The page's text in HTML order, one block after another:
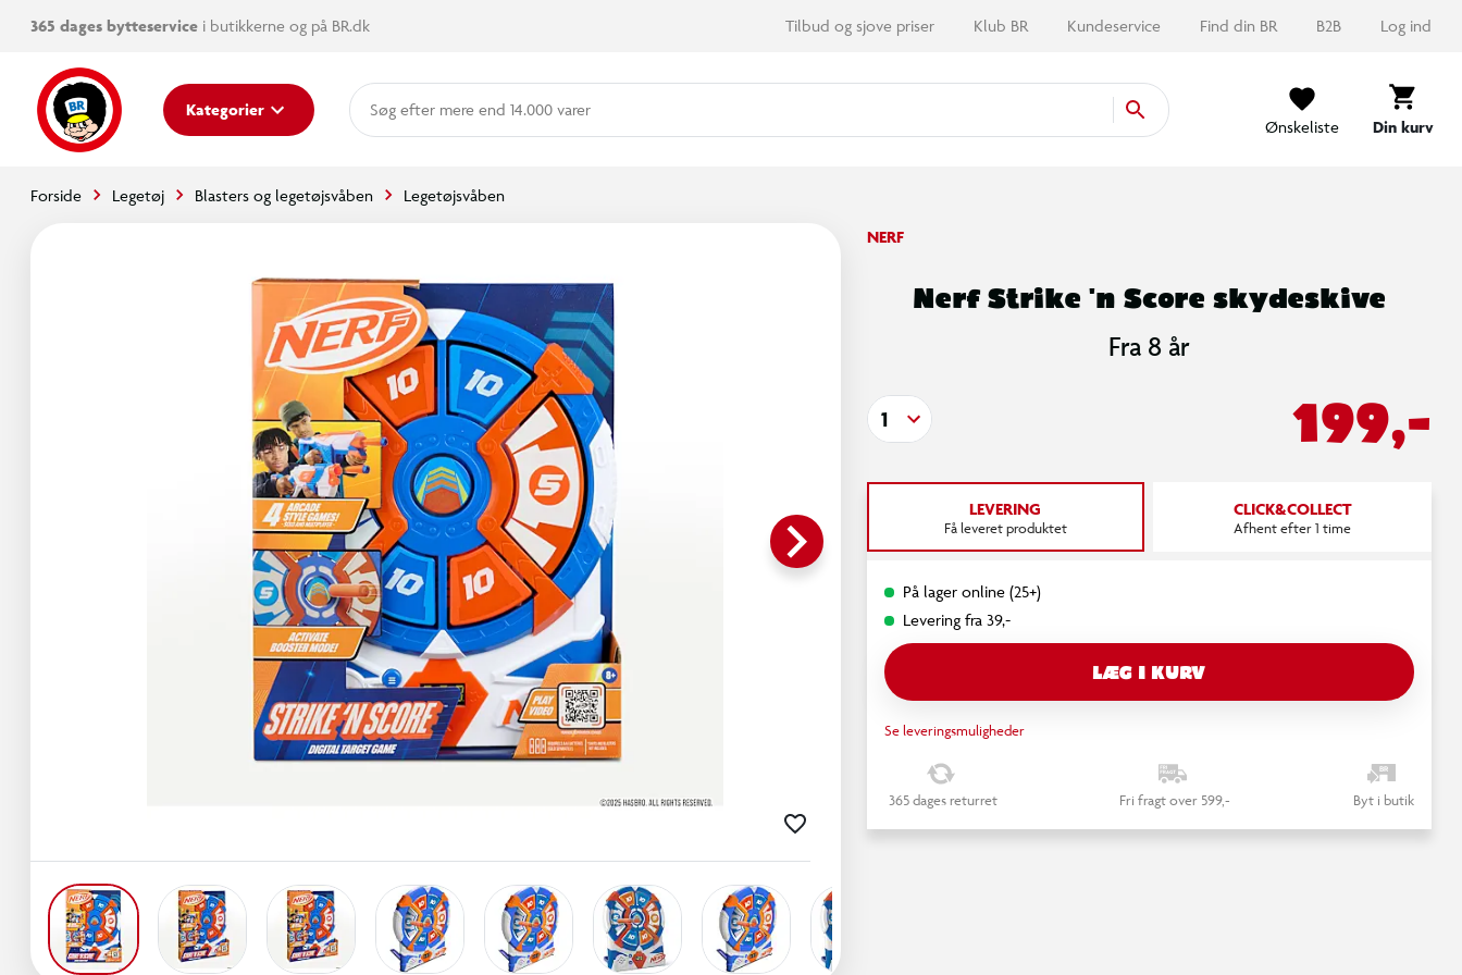
365 dages bytteservice i butikkerne og på BR.dk Tilbud og sjove priser Klub BR Kundeservice Find din BR B2B Log ind
Kategorier
mere end 14.000 varer
Ønskeliste
Din kurv
Forside Legetøj Blasters og legetøjsvåben Legetøjsvåben
keyboard_arrow_right
NERF
Nerf Strike 'n Score skydeskive
Fra 8 år
199,-
1
LEVERING
Få leveret produktet
CLICK&COLLECT
Afhent efter 1 time
På lager online (25+)
Levering fra 39,-
LÆG I KURV
Se leveringsmuligheder
365 dages returret Fri fragt over 599,- Byt i butik